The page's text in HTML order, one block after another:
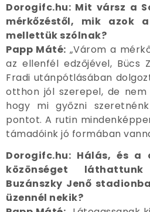
Dorogifc.hu: Mit vársz a
mérkőzéstől, mik azok
mellettük szólnak?
Papp Máté: „Várom a
az ellenfél edzőjével, Bücs
Fradi utánpótlásában
otthon jól szerepel, de
hogy mi győzni
pontot. A rutin
támadóink jó formában
Dorogifc.hu: Hálás, és
közönséget
Buzánszky Jenő
üzennél nekik?